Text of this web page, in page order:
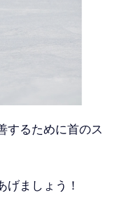
するために首のス
げましょう！